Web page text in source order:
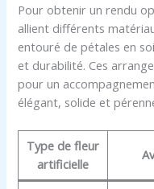
Pour obtenir un rendu
allient différents
entouré de pétales en
et durabilité. Ces
pour un
élégant, solide et
Type de fleur
artificielle